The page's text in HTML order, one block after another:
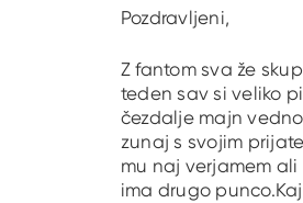
Pozdravljeni,
Z fantom sva že
teden sav si veliko
čezdalje majn
zunaj s svojim
mu naj verjamem
ima drugo